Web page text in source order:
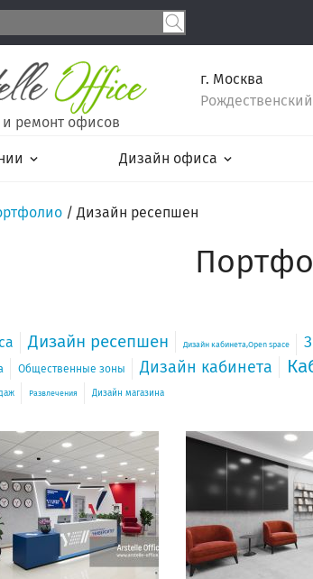
ремонт офисов
г. Москва
Дизайн офиса
/Дизайн ресепшен
Дизайн ресепшен Дизайн кабинета,Open space
Общественные зоны Дизайн кабинета
Развлечения Дизайн магазина